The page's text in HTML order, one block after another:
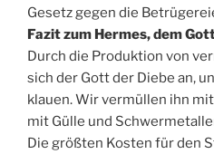
Gesetz gegen die
Fazit zum Hermes, dem
Durch die Produktion von
sich der Gott der Diebe an,
klauen. Wir vermüllen ihn
mit Gülle und
Die größten Kosten für den